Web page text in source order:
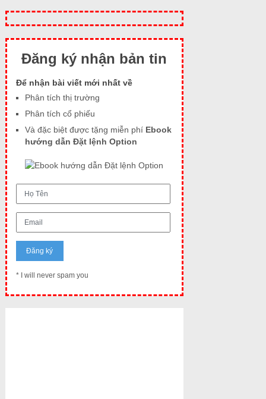
Đăng ký nhận bản tin
Để nhận bài viết mới nhất về
Phân tích thị trường
Phân tích cổ phiếu
Và đặc biệt được tặng miễn phí Ebook
hướng dẫn Đặt lệnh Option
* I will never spam you